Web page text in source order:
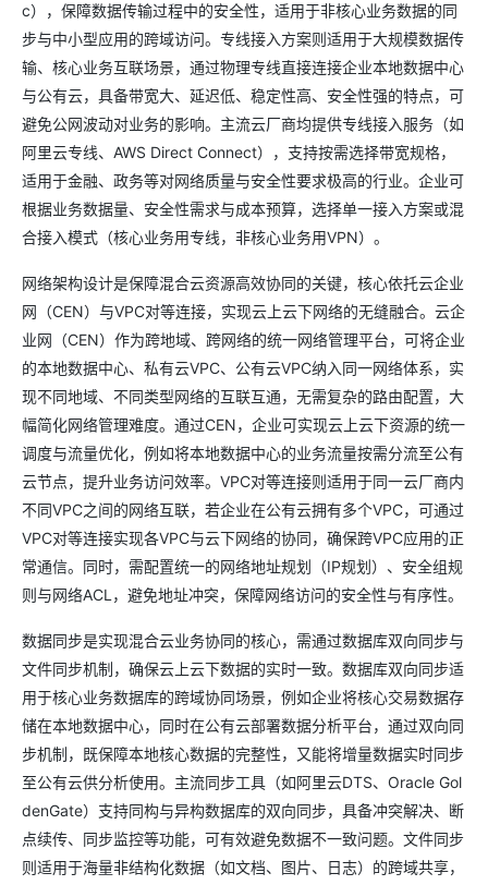
c），保障数据传输过程中的安全性，适用于非核心业务数据的同
步与中小型应用的跨域访问。专线接入方案则适用于大规模数据传
输、核心业务互联场景，通过物理专线直接连接企业本地数据中心
与公有云，具备带宽大、延迟低、稳定性高、安全性强的特点，可
避免公网波动对业务的影响。主流云厂商均提供专线接入服务（如
阿里云专线、AWS Direct Connect），支持按需选择带宽规格，
适用于金融、政务等对网络质量与安全性要求极高的行业。企业可
根据业务数据量、安全性需求与成本预算，选择单一接入方案或混
合接入模式（核心业务用专线，非核心业务用VPN）。
网络架构设计是保障混合云资源高效协同的关键，核心依托云企业
网（CEN）与VPC对等连接，实现云上云下网络的无缝融合。云企
业网（CEN）作为跨地域、跨网络的统一网络管理平台，可将企业
的本地数据中心、私有云VPC、公有云VPC纳入同一网络体系，实
现不同地域、不同类型网络的互联互通，无需复杂的路由配置，大
幅简化网络管理难度。通过CEN，企业可实现云上云下资源的统一
调度与流量优化，例如将本地数据中心的业务流量按需分流至公有
云节点，提升业务访问效率。VPC对等连接则适用于同一云厂商内
不同VPC之间的网络互联，若企业在公有云拥有多个VPC，可通过
VPC对等连接实现各VPC与云下网络的协同，确保跨VPC应用的正
常通信。同时，需配置统一的网络地址规划（IP规划）、安全组规
则与网络ACL，避免地址冲突，保障网络访问的安全性与有序性。
数据同步是实现混合云业务协同的核心，需通过数据库双向同步与
文件同步机制，确保云上云下数据的实时一致。数据库双向同步适
用于核心业务数据库的跨域协同场景，例如企业将核心交易数据存
储在本地数据中心，同时在公有云部署数据分析平台，通过双向同
步机制，既保障本地核心数据的完整性，又能将增量数据实时同步
至公有云供分析使用。主流同步工具（如阿里云DTS、Oracle Gol
denGate）支持同构与异构数据库的双向同步，具备冲突解决、断
点续传、同步监控等功能，可有效避免数据不一致问题。文件同步
则适用于海量非结构化数据（如文档、图片、日志）的跨域共享，